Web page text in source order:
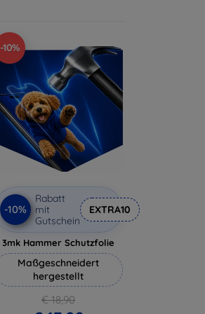
-10%
-10%
Rabatt
mit
Gutschein
EXTRA10
3mk Hammer Schutzfolie
Maßgeschneidert
hergestellt
€ 18,90